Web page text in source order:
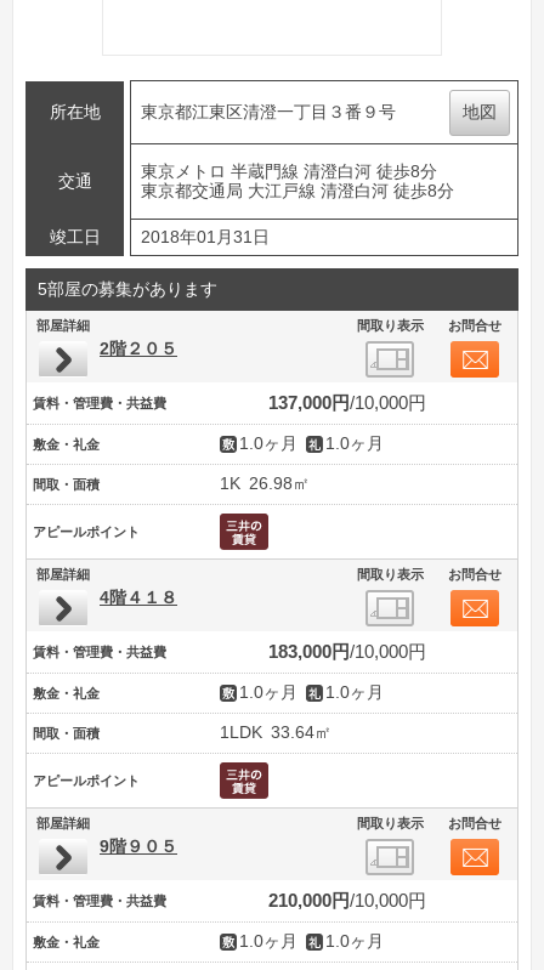
所在地 東京都江東区清澄一丁目３番９号 地図
交通
東京メトロ 半蔵門線 清澄白河 徒歩8分
東京都交通局 大江戸線 清澄白河 徒歩8分
竣工日 2018年01月31日
5部屋の募集があります
部屋詳細 間取り表示 お問合せ
2階２０５
賃料・管理費・共益費 137,000円 10,000円
敷金・礼金 1.0ヶ月 1.0ヶ月
間取・面積 1K 26.98㎡
アピールポイント
部屋詳細 間取り表示 お問合せ
4階４１８
賃料・管理費・共益費 183,000円 10,000円
敷金・礼金 1.0ヶ月 1.0ヶ月
間取・面積 1LDK 33.64㎡
アピールポイント
部屋詳細 間取り表示 お問合せ
9階９０５
賃料・管理費・共益費 210,000円 10,000円
敷金・礼金 1.0ヶ月 1.0ヶ月